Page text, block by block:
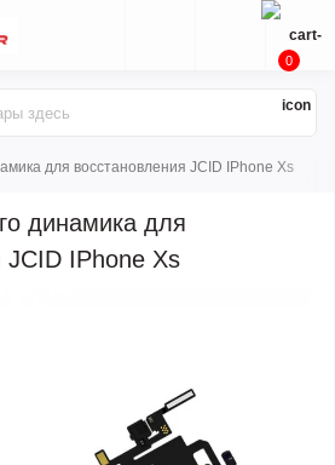
0
для восстановления JCID IPhone Xs
динамика для
JCID IPhone Xs